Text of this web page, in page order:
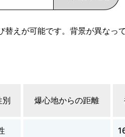
えが可能です。背景が異なっ
別 爆心地からの距離